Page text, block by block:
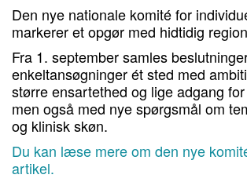
Den nye nationale komité for
markerer et opgør med hidtidig
Fra 1. september samles
enkeltansøgninger ét sted med
større ensartethed og lige adgang
men også med nye spørgsmål om
og klinisk skøn.
Du kan læse mere om den nye
artikel.